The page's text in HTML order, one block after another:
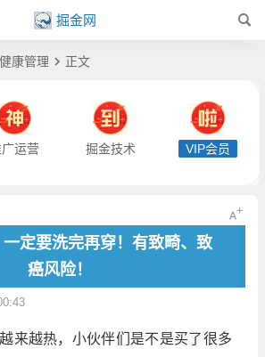
掘金网
健康管理 正文
运营 掘金技术 VIP会员
定要洗完再穿！有致畸、致
癌风险！
来越热，小伙伴们是不是买了很多